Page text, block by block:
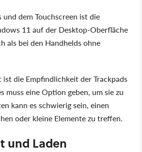
und dem Touchscreen ist die
11 auf der Desktop-Oberfläche
als bei den Handhelds ohne
die Empfindlichkeit der Trackpads
muss eine Option geben, um sie zu
kann es schwierig sein, einen
oder kleine Elemente zu treffen.
und Laden